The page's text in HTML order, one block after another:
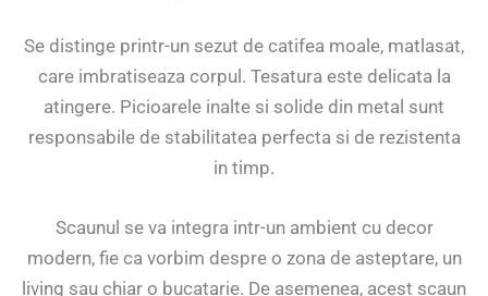
Se distinge printr-un sezut de catifea moale, matlasat,
care imbratiseaza corpul. Tesatura este delicata la
atingere. Picioarele inalte si solide din metal sunt
responsabile de stabilitatea perfecta si de rezistenta
in timp.
Scaunul se va integra intr-un ambient cu decor
modern, fie ca vorbim despre o zona de asteptare, un
living sau chiar o bucatarie. De asemenea, acest scaun